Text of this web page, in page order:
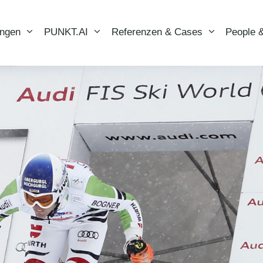
PUNKT.AI Referenzen & Cases People